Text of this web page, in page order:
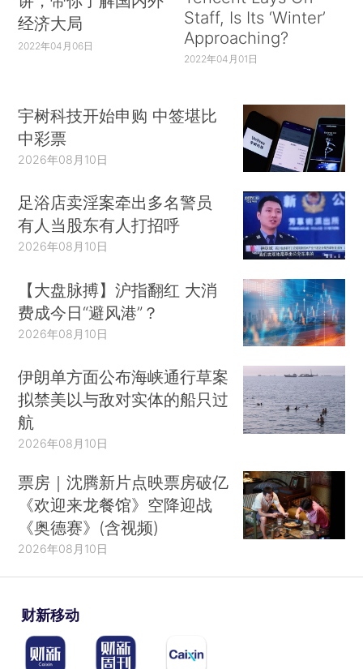
经济大局
2022年04月06日
Staff, Is Its ‘Winter’
Approaching?
2022年04月01日
宇树科技开始申购 中签堪比
中彩票
2026年08月10日
足浴店卖淫案牵出多名警员
有人当股东有人打招呼
2026年08月10日
【大盘脉搏】沪指翻红 大消
费成今日“避风港”？
2026年08月10日
伊朗单方面公布海峡通行草案
拟禁美以与敌对实体的船只过
航
2026年08月10日
票房｜沈腾新片点映票房破亿
《欢迎来龙餐馆》空降迎战
《奥德赛》(含视频)
2026年08月10日
财新移动